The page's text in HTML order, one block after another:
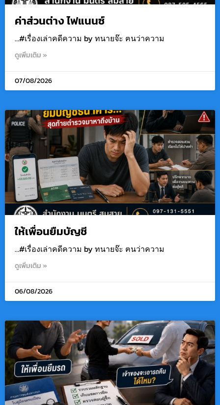
ค่าส่วนต่าง ไฟแนนซ์
…#เรื่องเล่าคดีความ by ทนายจ๊ะ ฅนว่าความ
ดูเพิ่มเติม »
07/08/2026
ให้เพื่อนยืมบัญชี
…#เรื่องเล่าคดีความ by ทนายจ๊ะ ฅนว่าความ
ดูเพิ่มเติม »
06/08/2026